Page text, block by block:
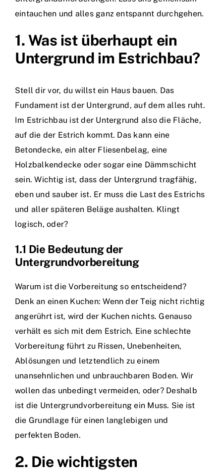
eintauchen und alles ganz entspannt durchgehen.
1. Was ist überhaupt ein
Untergrund im Estrichbau?
Stell dir vor, du willst ein Haus bauen. Das
Fundament ist der Untergrund, auf dem alles ruht.
Im Estrichbau ist der Untergrund also die Fläche,
auf die der Estrich kommt. Das kann eine
Betondecke, ein alter Fliesenbelag, eine
Holzbalkendecke oder sogar eine Dämmschicht
sein. Wichtig ist, dass der Untergrund tragfähig,
eben und sauber ist. Er muss die Last des Estrichs
und aller späteren Beläge aushalten. Klingt
logisch, oder?
1.1 Die Bedeutung der
Untergrundvorbereitung
Warum ist die Vorbereitung so entscheidend?
Denk an einen Kuchen: Wenn der Teig nicht richtig
angerührt ist, wird der Kuchen nichts. Genauso
verhält es sich mit dem Estrich. Eine schlechte
Vorbereitung führt zu Rissen, Unebenheiten,
Ablösungen und letztendlich zu einem
unansehnlichen und unbrauchbaren Boden. Wir
wollen das unbedingt vermeiden, oder? Deshalb
ist die Untergrundvorbereitung ein Muss. Sie ist
die Grundlage für einen langlebigen und
perfekten Boden.
2. Die wichtigsten